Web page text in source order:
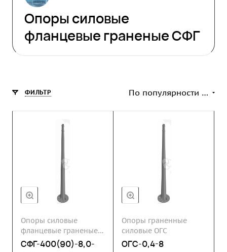
Опоры силовые
фланцевые граненые СФГ
ФИЛЬТР По популярности (возрастание)
Опоры силовые
фланцевые граненые
СФГ
СФГ-400(90)-8,0-
Опоры граненные
силовые ОГС
ОГС-0,4-8